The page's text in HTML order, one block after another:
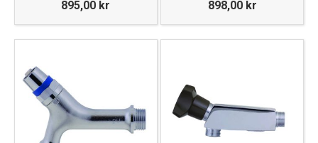
895,00 kr 898,00 kr